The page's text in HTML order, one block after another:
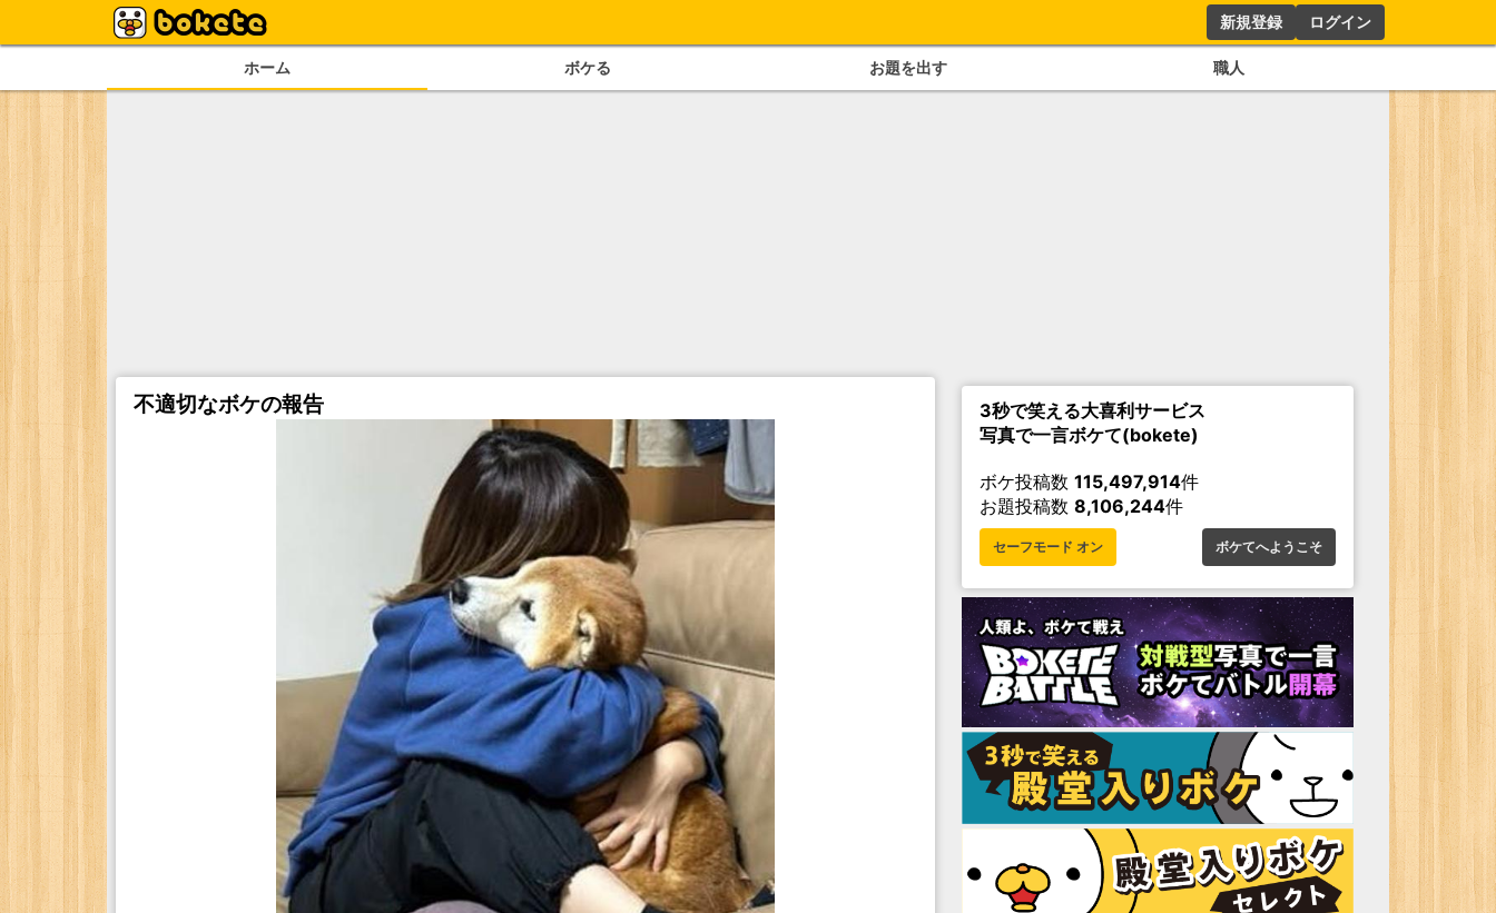
新規登録 ログイン
ホーム ボケる お題を出す 職人
不適切なボケの報告
3秒で笑える大喜利サービス
写真で一言ボケて(bokete)
ボケ投稿数 115,497,914件
お題投稿数 8,106,244件
セーフモード オン ボケてへようこそ